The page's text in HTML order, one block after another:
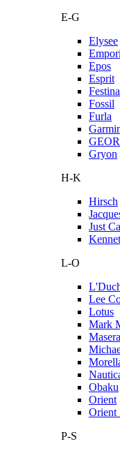
E-G
Elysee
Epos
Esprit
Festina
Fossil
Furla
Gryon
H-K
Hirsch
Just
L-O
Lee
Lotus
Mark
Obaku
Orient
Orient
P-S